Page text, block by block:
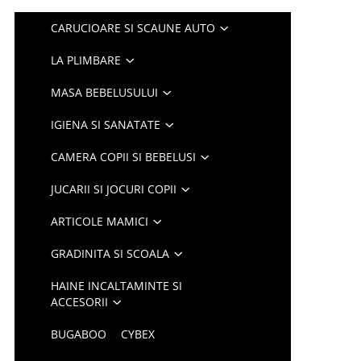
CARUCIOARE SI SCAUNE AUTO
LA PLIMBARE
MASA BEBELUSULUI
IGIENA SI SANATATE
CAMERA COPII SI BEBELUSI
JUCARII SI JOCURI COPII
ARTICOLE MAMICI
GRADINITA SI SCOALA
HAINE INCALTAMINTE SI
ACCESORII
BUGABOO CYBEX